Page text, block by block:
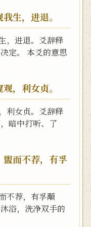
生，进退。
，进退。爻辞释
定。 本爻的意思
，利女贞。
利女贞。爻辞释
暗中打听、了
盥而不荐，有孚
不荐，有孚顒
浴，洗净双手的